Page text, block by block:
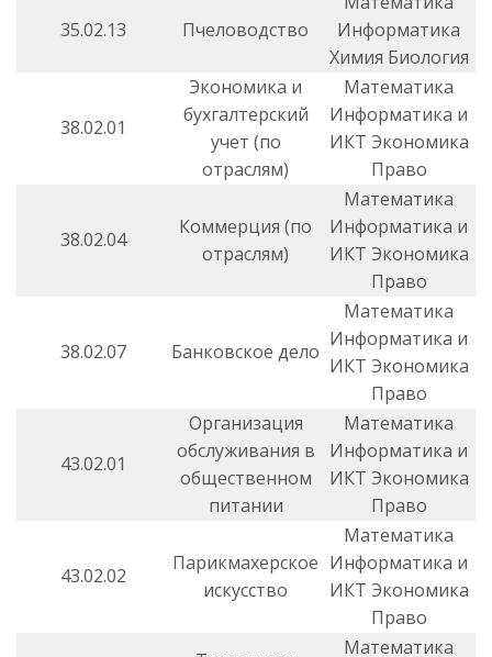
35.02.13 Пчеловодство
Информатика
Химия Биология
38.02.01
Экономика и
бухгалтерский
учет (по
отраслям)
Математика
Информатика и
ИКТ Экономика
Право
38.02.04
Коммерция (по
отраслям)
Математика
Информатика и
ИКТ Экономика
Право
38.02.07 Банковское дело
Математика
Информатика и
ИКТ Экономика
Право
43.02.01
Организация
обслуживания в
общественном
питании
Математика
Информатика и
ИКТ Экономика
Право
43.02.02
Парикмахерское
искусство
Математика
Информатика и
ИКТ Экономика
Право
Математика